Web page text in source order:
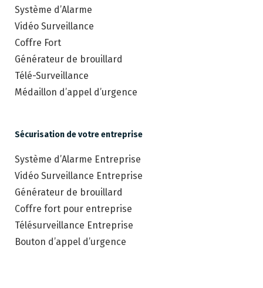
Système d’Alarme
Vidéo Surveillance
Coffre Fort
Générateur de brouillard
Télé-Surveillance
Médaillon d’appel d’urgence
Sécurisation de votre entreprise
Système d’Alarme Entreprise
Vidéo Surveillance Entreprise
Générateur de brouillard
Coffre fort pour entreprise
Télésurveillance Entreprise
Bouton d’appel d’urgence